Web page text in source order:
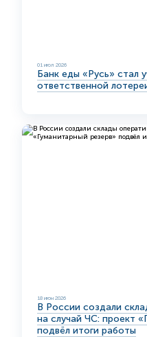
01 июл 2026
Банк еды «Русь» стал
ответственной
18 июн 2026
В России создали
на случай ЧС: проект
подвёл итоги работы